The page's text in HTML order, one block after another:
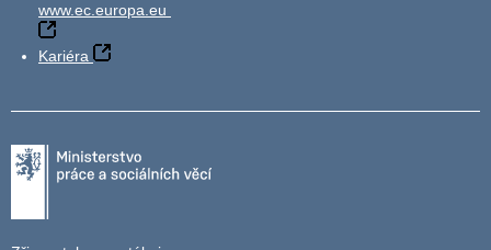
www.ec.europa.eu
Kariéra